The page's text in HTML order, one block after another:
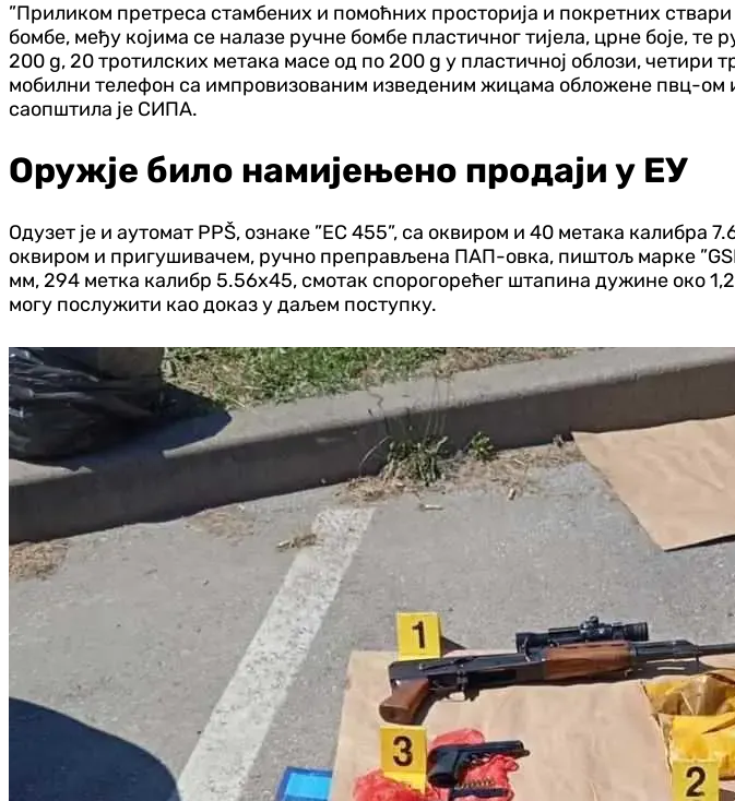
”Приликом претреса стамбених и помоћних просторија и покретних
бомбе, међу којима се налазе ручне бомбе пластичног тијела, црне боје,
200 g, 20 тротилских метака масе од по 200 g у пластичној облози,
мобилни телефон са импровизованим изведеним жицама обложене пвц-ом
саопштила је СИПА.
Оружје било намијењено продаји у ЕУ
Одузет је и аутомат PPŠ, ознаке ”EC 455”, са оквиром и 40 метака калибра
оквиром и пригушивачем, ручно преправљена ПАП-овка, пиштољ марке
мм, 294 метка калибр 5.56x45, смотак спорогорећег штапина дужине око
могу послужити као доказ у даљем поступку.